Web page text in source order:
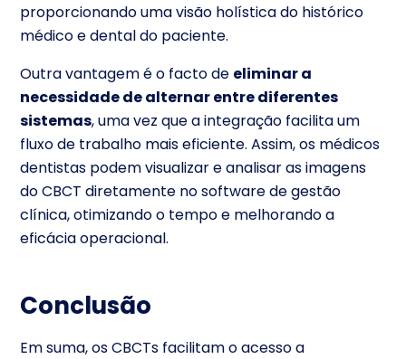
proporcionando uma visão holística do histórico
médico e dental do paciente.
Outra vantagem é o facto de eliminar a
necessidade de alternar entre diferentes
sistemas, uma vez que a integração facilita um
fluxo de trabalho mais eficiente. Assim, os médicos
dentistas podem visualizar e analisar as imagens
do CBCT diretamente no software de gestão
clínica, otimizando o tempo e melhorando a
eficácia operacional.
Conclusão
Em suma, os CBCTs facilitam o acesso a